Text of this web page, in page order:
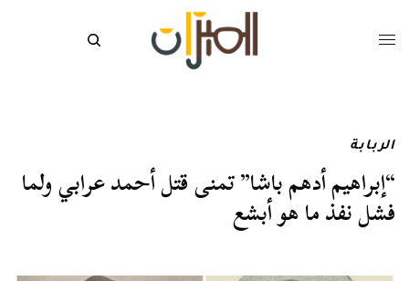
الربابة
“إبراهيم أدهم باشا” تمنى قتل أحمد عرابي ولما
فشل نفذ ما هو أبشع